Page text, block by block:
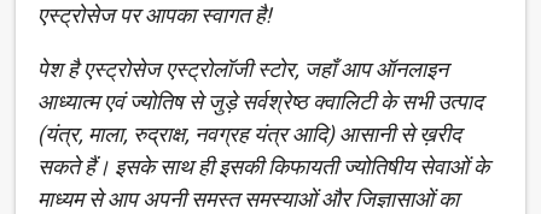
एस्ट्रोसेज पर आपका स्वागत है!
पेश है एस्ट्रोसेज एस्ट्रोलॉजी स्टोर, जहाँ आप ऑनलाइन
आध्यात्म एवं ज्योतिष से जुड़े सर्वश्रेष्ठ क्वालिटी के सभी उत्पाद
(यंत्र, माला, रुद्राक्ष, नवग्रह यंत्र आदि) आसानी से ख़रीद
सकते हैं। इसके साथ ही इसकी किफायती ज्योतिषीय सेवाओं के
माध्यम से आप अपनी समस्त समस्याओं और जिज्ञासाओं का